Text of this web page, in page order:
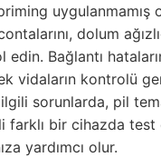
uygulanmamış
dolum
edin. Bağlantı
vidaların kontrolü
sorunlarda, pil
bir cihazda test
yardımcı olur.